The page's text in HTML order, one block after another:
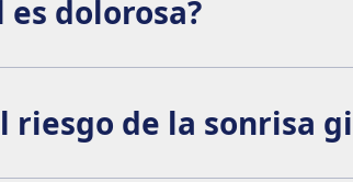
dolorosa?
riesgo de la sonrisa